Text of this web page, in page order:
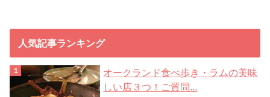
人気記事ランキング
オークランド食べ歩き・ラムの美味
しい店３つ！ご質問...